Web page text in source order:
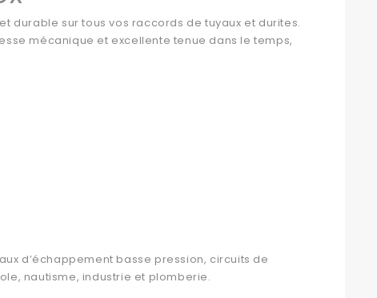
durable sur tous vos raccords de tuyaux et durites.
mécanique et excellente tenue dans le temps,
d’échappement basse pression, circuits de
nautisme, industrie et plomberie.